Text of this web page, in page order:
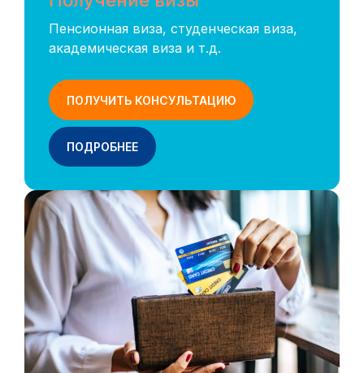
Пенсионная виза, студенческая виза,
академическая виза и т.д.
ПОЛУЧИТЬ КОНСУЛЬТАЦИЮ
ПОДРОБНЕЕ